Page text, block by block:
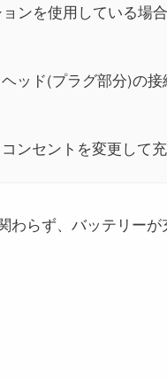
ンを使用している場
ッド(プラグ部分)の
ンセントを変更して
わらず、バッテリー